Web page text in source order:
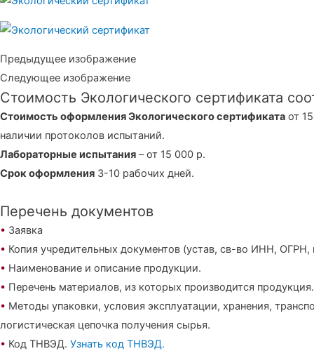
Предыдущее изображение
Следующее изображение
Стоимость Экологического сертификата
Стоимость оформления Экологического сертификата от
наличии протоколов испытаний.
Лабораторные испытания – от 15 000 р.
Срок оформления 3-10 рабочих дней.
Перечень документов
• Заявка
• Копия учредительных документов (устав, св-во ИНН, ОГРН,
• Наименование и описание продукции.
• Перечень материалов, из которых производится продукция.
• Методы упаковки, условия эксплуатации, хранения,
логистическая цепочка получения сырья.
• Код ТНВЭД. Узнать код ТНВЭД.